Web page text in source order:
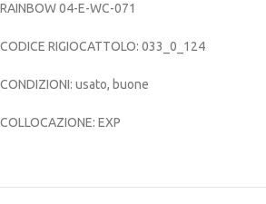
RAINBOW 04-E-WC-071
CODICE RIGIOCATTOLO: 033_0_124
CONDIZIONI: usato, buone
COLLOCAZIONE: EXP